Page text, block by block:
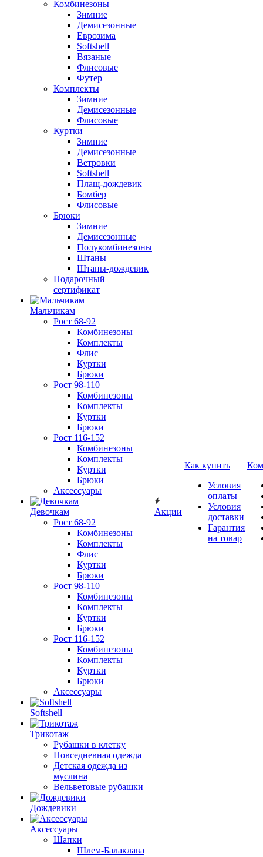
Комбинезоны
Зимние
Демисезонные
Еврозима
Softshell
Вязаные
Флисовые
Футер
Комплекты
Зимние
Демисезонные
Флисовые
Куртки
Зимние
Демисезонные
Ветровки
Softshell
Плащ-дождевик
Бомбер
Флисовые
Брюки
Зимние
Демисезонные
Полукомбинезоны
Штаны
Штаны-дождевик
Подарочный
сертификат
Мальчикам
Рост 68-92
Комбинезоны
Комплекты
Флис
Куртки
Брюки
Рост 98-110
Комбинезоны
Комплекты
Куртки
Брюки
Рост 116-152
Комбинезоны
Комплекты
Куртки
Брюки
Аксессуары
Девочкам
Рост 68-92
Комбинезоны
Комплекты
Флис
Куртки
Брюки
Рост 98-110
Комбинезоны
Комплекты
Куртки
Брюки
Рост 116-152
Комбинезоны
Комплекты
Куртки
Брюки
Аксессуары
Softshell
Трикотаж
Рубашки в клетку
Повседневная одежда
Детская одежда из
муслина
Вельветовые рубашки
Дождевики
Аксессуары
Шапки
Шлем-Балаклава
Акции
Как купить
Условия
оплаты
Условия
доставки
Гарантия
на товар